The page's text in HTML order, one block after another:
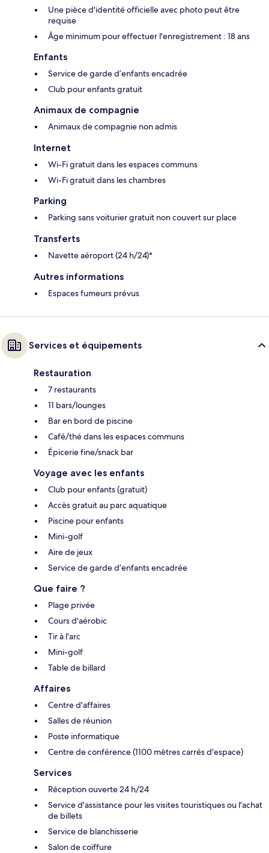
Une pièce d'identité officielle avec photo peut être
requise
Âge minimum pour effectuer l'enregistrement : 18 ans
Enfants
Service de garde d’enfants encadrée
Club pour enfants gratuit
Animaux de compagnie
Animaux de compagnie non admis
Internet
Wi-Fi gratuit dans les espaces communs
Wi-Fi gratuit dans les chambres
Parking
Parking sans voiturier gratuit non couvert sur place
Transferts
Navette aéroport (24 h/24)*
Autres informations
Espaces fumeurs prévus
Services et équipements
Restauration
7 restaurants
11 bars/lounges
Bar en bord de piscine
Café/thé dans les espaces communs
Épicerie fine/snack bar
Voyage avec les enfants
Club pour enfants (gratuit)
Accès gratuit au parc aquatique
Piscine pour enfants
Mini-golf
Aire de jeux
Service de garde d’enfants encadrée
Que faire ?
Plage privée
Cours d'aérobic
Tir à l'arc
Mini-golf
Table de billard
Affaires
Centre d'affaires
Salles de réunion
Poste informatique
Centre de conférence (1100 mètres carrés d'espace)
Services
Réception ouverte 24 h/24
Service d'assistance pour les visites touristiques ou l'achat
de billets
Service de blanchisserie
Salon de coiffure